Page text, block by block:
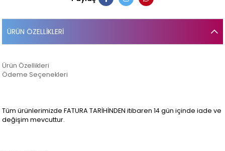
ÜRÜN ÖZELLIKLERI
Ürün Özellikleri
Ödeme Seçenekleri
Tüm ürünlerimizde FATURA TARİHİNDEN itibaren 14 gün içinde iade ve
değişim mevcuttur.